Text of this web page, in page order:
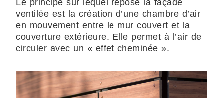
Le principe sur lequel repose la façade
ventilée est la création d’une chambre d’air
en mouvement entre le mur couvert et la
couverture extérieure. Elle permet à l’air de
circuler avec un « effet cheminée ».